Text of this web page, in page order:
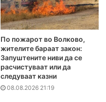
По пожарот во Волково,
жителите бараат закон:
Запуштените ниви да се
расчистуваат или да
следуваат казни
08.08.2026 21:19